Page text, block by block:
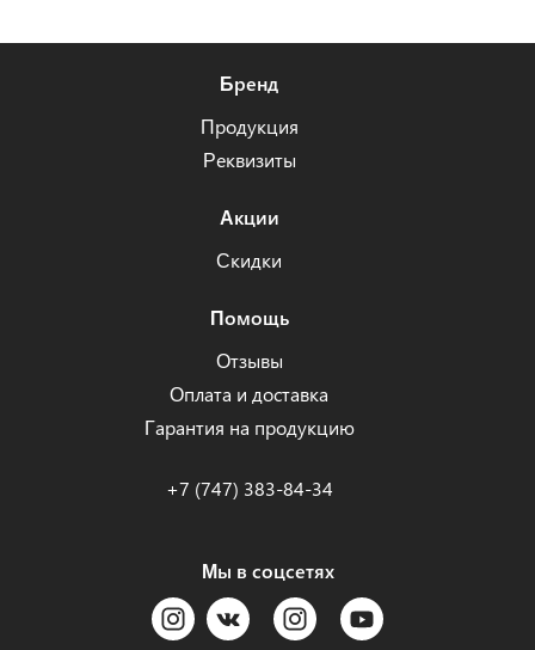
Бренд
Продукция
Реквизиты
Акции
Скидки
Помощь
Отзывы
Оплата и доставка
Гарантия на продукцию
+7 (747) 383-84-34
Мы в соцсетях